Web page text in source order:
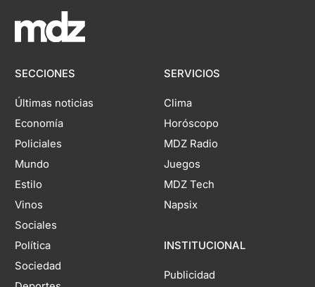
SECCIONES
Últimas noticias
Economía
Policiales
Mundo
Estilo
Vinos
Sociales
Política
Sociedad
SERVICIOS
Clima
Horóscopo
MDZ Radio
Juegos
MDZ Tech
Napsix
INSTITUCIONAL
Publicidad